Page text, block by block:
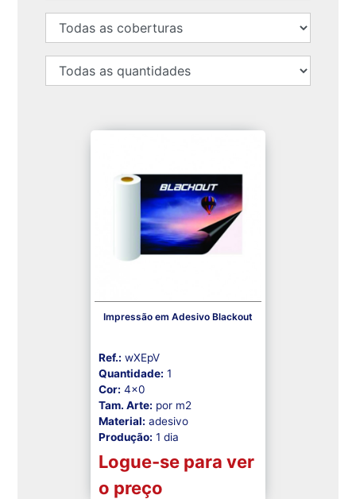
Impressão em Adesivo Blackout
Ref.: wXEpV
Quantidade: 1
Cor: 4x0
Tam. Arte: por m2
Material: adesivo
Produção: 1 dia
Logue-se para ver
o preço